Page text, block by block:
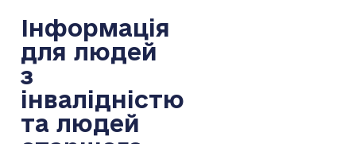
Інформація
для людей
з
інвалідністю
та людей